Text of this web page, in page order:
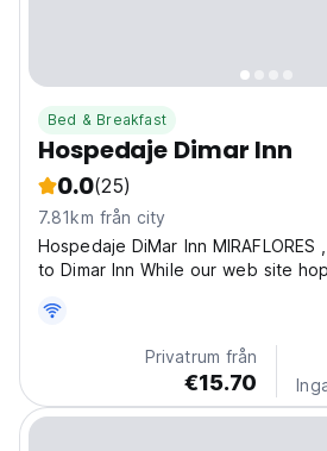
Bed & Breakfast
Hospedaje Dimar Inn
0.0(25)
7.81km från city
Hospedaje DiMar Inn
to Dimar Inn While our web site
prices, we hope more than
away from the site feeling more
Privatrum från
€15.70